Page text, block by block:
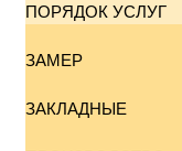
ПОРЯДОК УСЛУГ
ЗАМЕР
ЗАКЛАДНЫЕ